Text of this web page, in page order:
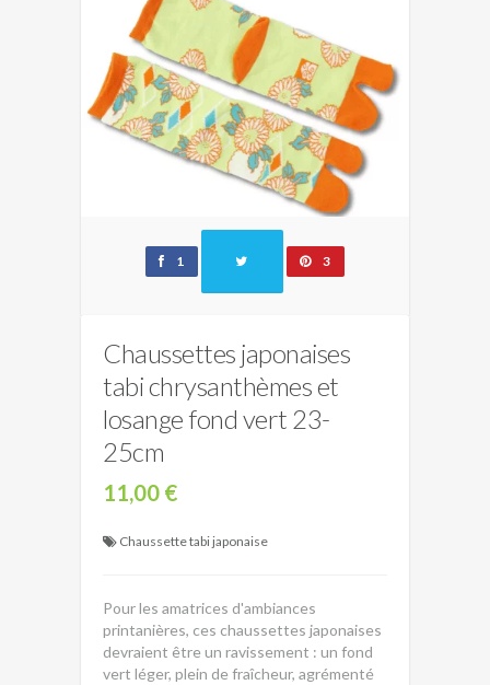
1 3
Chaussettes japonaises
tabi chrysanthèmes et
losange fond vert 23-
25cm
11,00 €
Chaussette tabi japonaise
Pour les amatrices d'ambiances
printanières, ces chaussettes japonaises
devraient être un ravissement : un fond
vert léger, plein de fraîcheur, agrémenté